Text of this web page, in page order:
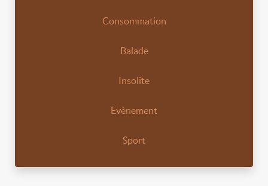
Consommation
Balade
Insolite
Evènement
Sport